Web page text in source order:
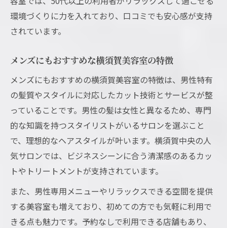
環境づくりに力を入れており、口コミでも安心感が支持
されています。
メンズにもおすすめな横須賀美容室の特徴
メンズにもおすすめの横須賀美容室の特徴は、男性特有
の髪質やスタイルに対応したカット技術とサービスが整
っていることです。男性の髪は女性と異なるため、専門
的な知識を持つスタイリストがいるサロンを選ぶこと
で、理想的なヘアスタイルが叶います。横須賀中央の人
気サロンでは、ビジネスシーンに合う清潔感のあるカッ
トやトリートメントが支持されています。
また、男性専用メニューやリラックスできる空間を提供
する美容室も増えており、初めての方でも気軽に利用で
きる点も魅力です。予約なしで利用できる店舗もあり、